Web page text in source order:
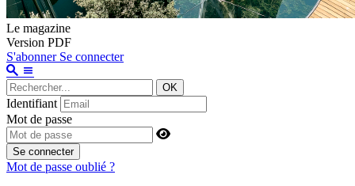
Le magazine
Version PDF
S'abonner Se connecter
OK
Identifiant
Mot de passe
Se connecter
Mot de passe oublié ?